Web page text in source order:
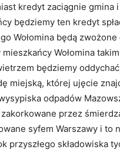
kredyt zaciągnie gmina
będziemy ten kredyt
Wołomina będą
Wołomina takim
będziemy
miejską, której ujęcie
odpadów
przez
syfem Warszawy i to
przyszłego składowiska